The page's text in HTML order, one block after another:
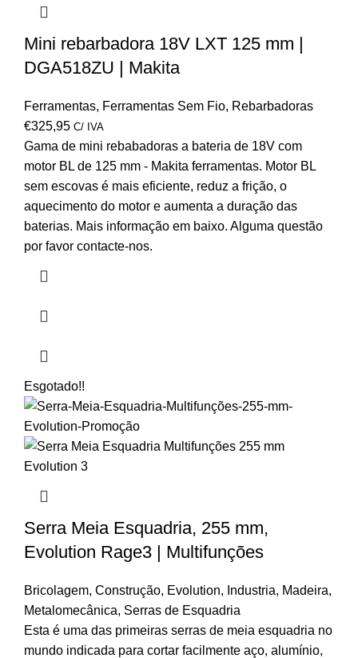
Mini rebarbadora 18V LXT 125 mm |
DGA518ZU | Makita
Ferramentas, Ferramentas Sem Fio, Rebarbadoras
€325,95 C/ IVA
Gama de mini rebabadoras a bateria de 18V com
motor BL de 125 mm - Makita ferramentas. Motor BL
sem escovas é mais eficiente, reduz a frição, o
aquecimento do motor e aumenta a duração das
baterias. Mais informação em baixo. Alguma questão
por favor contacte-nos.
Esgotado!!
Serra Meia Esquadria, 255 mm,
Evolution Rage3 | Multifunções
Bricolagem, Construção, Evolution, Industria, Madeira,
Metalomecânica, Serras de Esquadria
Esta é uma das primeiras serras de meia esquadria no
mundo indicada para cortar facilmente aço, alumínio,